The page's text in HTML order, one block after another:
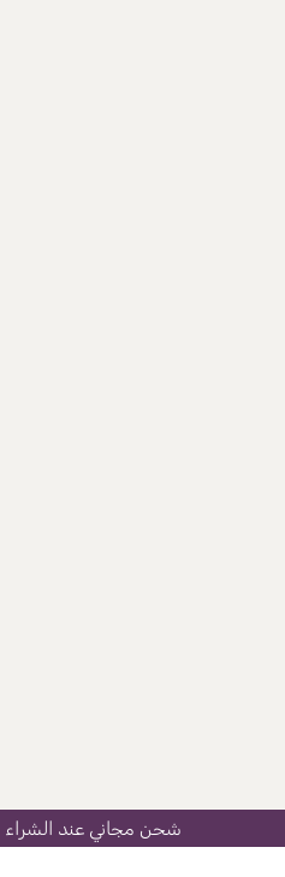
شحن مجاني عند الشراء بأكثر